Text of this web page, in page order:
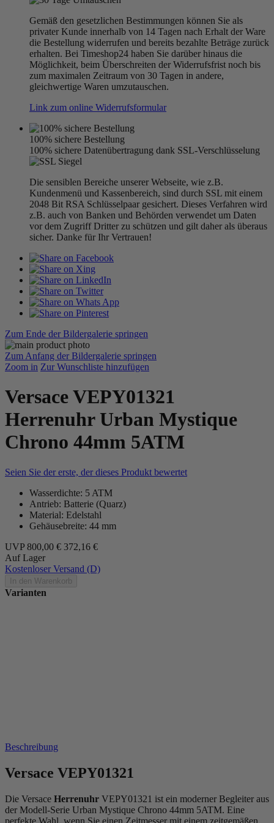
Gemäß den gesetzlichen Bestimmungen können Sie als
privater Kunde innerhalb von 14 Tagen nach Erhalt der Ware
die Bestellung widerrufen und bereits bezahlte Beträge zurück
erhalten. Bei Timeshop24 haben Sie darüber hinaus die
Möglichkeit, beim Überschreiten der Widerrufsfrist noch bis
zum maximalen Zeitraum von 30 Tagen in andere,
gleichwertige Waren umzutauschen.
Link zum online Widerrufsformular
100% sichere Bestellung
100% sichere Datenübertragung dank SSL-Verschlüsselung
Die sensiblen Bereiche unserer Webseite, wie z.B.
Kundenmenü und Kassenbereich, sind durch SSL mit einem
2048 Bit RSA Schlüsselpaar gesichert. Dieses Verfahren wird
z.B. auch von Banken und Behörden verwendet um Daten
vor dem Zugriff Dritter zu schützen und gilt daher als überaus
sicher. Danke für Ihr Vertrauen!
Zum Ende der Bildergalerie springen
Zum Anfang der Bildergalerie springen
Zoom in Zur Wunschliste hinzufügen
Versace VEPY01321
Herrenuhr Urban Mystique
Chrono 44mm 5ATM
Seien Sie der erste, der dieses Produkt bewertet
Wasserdichte: 5 ATM
Antrieb: Batterie (Quarz)
Material: Edelstahl
Gehäusebreite: 44 mm
UVP 800,00 € 372,16 €
Auf Lager
Kostenloser Versand (D)
In den Warenkorb
Varianten
Beschreibung
Versace VEPY01321
Die Versace Herrenuhr VEPY01321 ist ein moderner Begleiter aus
der Modell-Serie Urban Mystique Chrono 44mm 5ATM. Eine
perfekte Wahl, wenn Sie einen Zeitmesser mit einem zeitgemäßen